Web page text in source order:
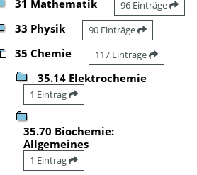
31 Mathematik 96 Einträge
33 Physik 90 Einträge
35 Chemie 117 Einträge
35.14 Elektrochemie
1 Eintrag
35.70 Biochemie:
Allgemeines
1 Eintrag